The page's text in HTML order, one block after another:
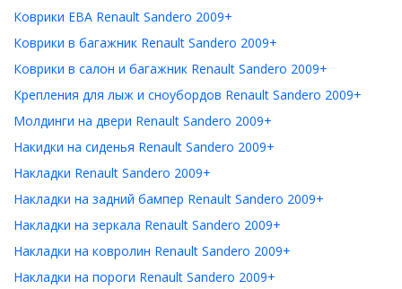
Коврики ЕВА Renault Sandero 2009+
Коврики в багажник Renault Sandero 2009+
Коврики в салон и багажник Renault Sandero 2009+
Крепления для лыж и сноубордов Renault Sandero 2009+
Молдинги на двери Renault Sandero 2009+
Накидки на сиденья Renault Sandero 2009+
Накладки Renault Sandero 2009+
Накладки на задний бампер Renault Sandero 2009+
Накладки на зеркала Renault Sandero 2009+
Накладки на ковролин Renault Sandero 2009+
Накладки на пороги Renault Sandero 2009+